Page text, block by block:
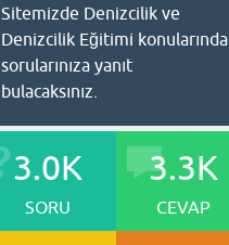
Sitemizde Denizcilik ve
Denizcilik Eğitimi konularında
sorularınıza yanıt
bulacaksınız.
3.0K
SORU
3.3K
CEVAP